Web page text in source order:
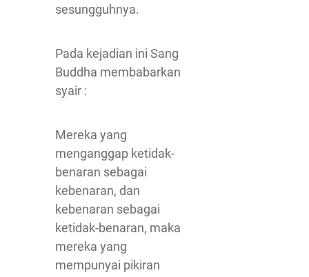
sesungguhnya.
Pada kejadian ini Sang
Buddha membabarkan
syair :
Mereka yang
menganggap ketidak-
benaran sebagai
kebenaran, dan
kebenaran sebagai
ketidak-benaran, maka
mereka yang
mempunyai pikiran